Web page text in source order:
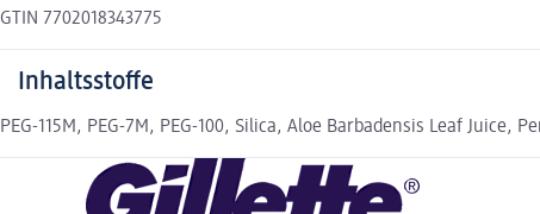
GTIN 7702018343775
Inhaltsstoffe
PEG-115M, PEG-7M, PEG-100, Silica, Aloe Barbadensis Leaf